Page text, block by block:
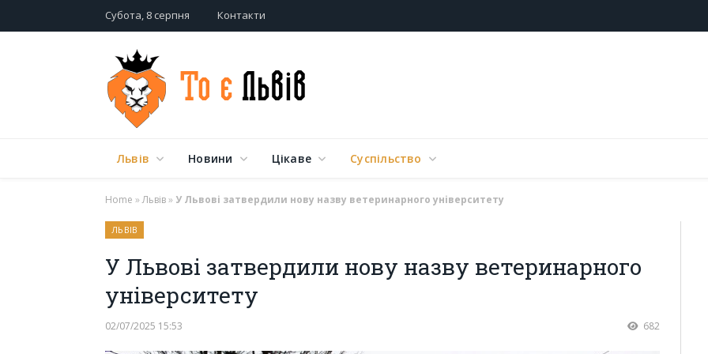
Субота, 8 серпня Контакти
Львів Новини Цікаве Суспільство
Home »Львів» У Львові затвердили нову назву ветеринарного університету
ЛЬВІВ
У Львові затвердили нову назву ветеринарного
університету
02/07/2025 15:53 682